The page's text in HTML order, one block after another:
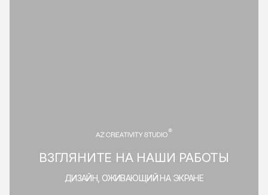
ВЗГЛЯНИТЕ НА НАШИ РАБОТЫ
ДИЗАЙН, ОЖИВАЮЩИЙ НА ЭКРАНЕ